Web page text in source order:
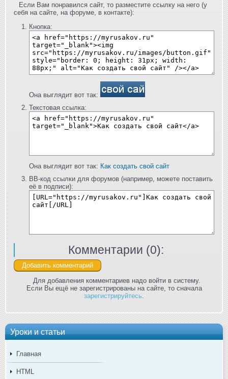
Уроки и статьи
Главная
HTML
Если Вам понравился сайт, то разместите ссылку на него (у
себя на сайте, на форуме, в контакте):
Кнопка:
Она выглядит вот так:
Текстовая ссылка:
Она выглядит вот так: Как создать свой сайт
BB-код ссылки для форумов (например, можете поставить
её в подписи):
Комментарии (0):
Для добавления комментариев надо войти в систему.
Если Вы ещё не зарегистрированы на сайте, то сначала
зарегистрируйтесь